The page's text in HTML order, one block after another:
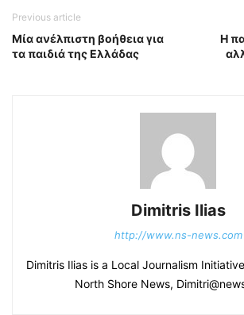
Previous article
Μία ανέλπιστη βοήθεια για
τα παιδιά της Ελλάδας
Η
Dimitris Ilias
http://www.ns-news.com
Dimitris Ilias is a Local Journalism
North Shore News,